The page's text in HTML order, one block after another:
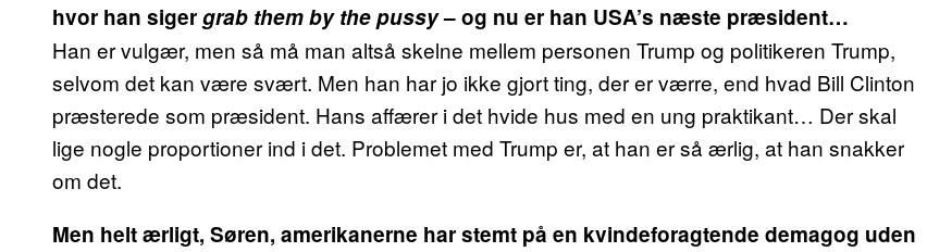
hvor han sigergrab them by the pussy– og nu er han USA’s næste præsident…
Han er vulgær, men så må man altså skelne mellem personen Trump og politikeren Trump,
selvom det kan være svært. Men han har jo ikke gjort ting, der er værre, end hvad Bill Clinton
præsterede som præsident. Hans affærer i det hvide hus med en ung praktikant… Der skal
lige nogle proportioner ind i det. Problemet med Trump er, at han er så ærlig, at han snakker
om det.
Men helt ærligt, Søren, amerikanerne har stemt på en kvindeforagtende demagog uden